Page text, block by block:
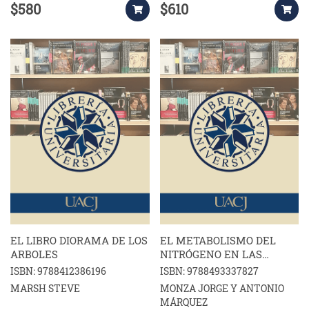
$580 $610
EL LIBRO DIORAMA DE LOS
ARBOLES
ISBN: 9788412386196
MARSH STEVE
EL METABOLISMO DEL
NITRÓGENO EN LAS
PLANTAS
ISBN: 9788493337827
MONZA JORGE Y ANTONIO
MÁRQUEZ